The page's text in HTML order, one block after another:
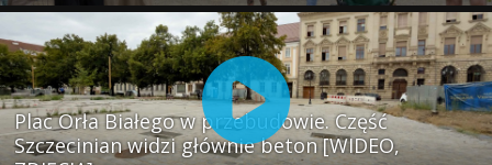
Plac Orła Białego w przebudowie. Część
Szczecinian widzi głównie beton [WIDEO,